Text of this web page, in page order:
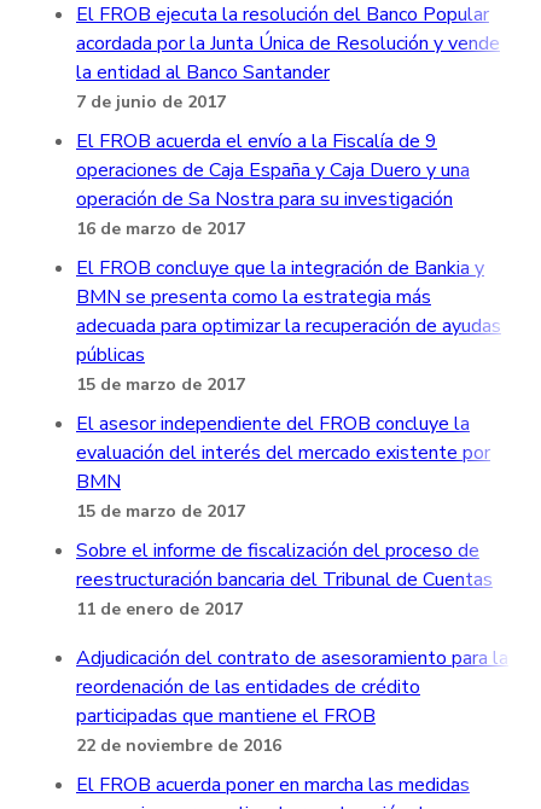
El FROB ejecuta la resolución del Banco Popular
acordada por la Junta Única de Resolución y vende
la entidad al Banco Santander
7 de junio de 2017
El FROB acuerda el envío a la Fiscalía de 9
operaciones de Caja España y Caja Duero y una
operación de Sa Nostra para su investigación
16 de marzo de 2017
El FROB concluye que la integración de Bankia y
BMN se presenta como la estrategia más
adecuada para optimizar la recuperación de ayudas
públicas
15 de marzo de 2017
El asesor independiente del FROB concluye la
evaluación del interés del mercado existente por
BMN
15 de marzo de 2017
Sobre el informe de fiscalización del proceso de
reestructuración bancaria del Tribunal de Cuentas
11 de enero de 2017
Adjudicación del contrato de asesoramiento para la
reordenación de las entidades de crédito
participadas que mantiene el FROB
22 de noviembre de 2016
El FROB acuerda poner en marcha las medidas